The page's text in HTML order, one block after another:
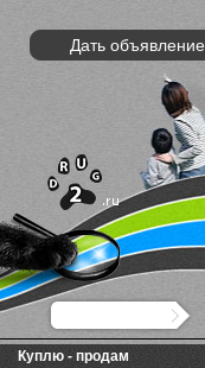
Дать объявление
Куплю - продам